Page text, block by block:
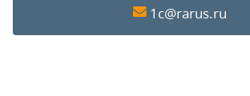
1c@rarus.ru